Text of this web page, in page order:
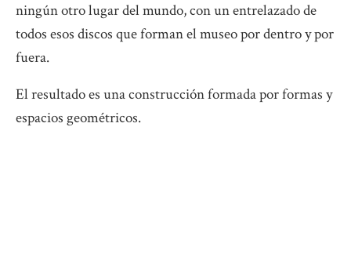
ningún otro lugar del mundo, con un entrelazado de
todos esos discos que forman el museo por dentro y por
fuera.
El resultado es una construcción formada por formas y
espacios geométricos.